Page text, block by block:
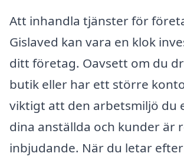
Att inhandla tjänster för
Gislaved kan vara en klok
ditt företag. Oavsett om du
butik eller har ett större
viktigt att den arbetsmiljö du
dina anställda och kunder är
inbjudande. När du letar efter